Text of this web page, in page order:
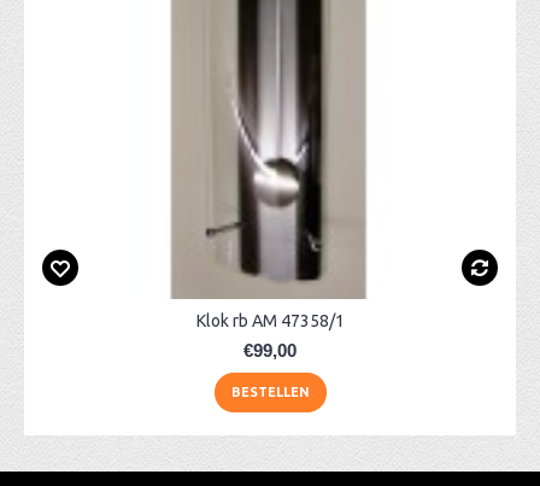
Klok rb AM 47358/1
€99,00
BESTELLEN